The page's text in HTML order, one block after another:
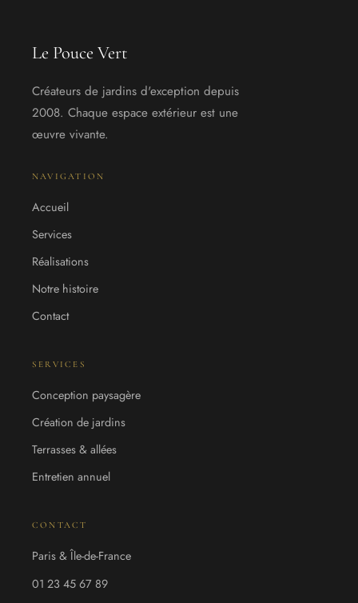
Le Pouce Vert
Créateurs de jardins d'exception depuis
2008. Chaque espace extérieur est une
œuvre vivante.
NAVIGATION
Accueil
Services
Réalisations
Notre histoire
Contact
SERVICES
Conception paysagère
Création de jardins
Terrasses & allées
Entretien annuel
CONTACT
Paris & Île-de-France
01 23 45 67 89